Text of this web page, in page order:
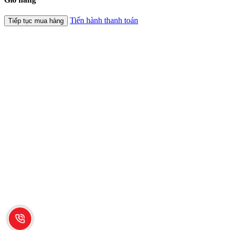
Tiếp tục mua hàng Tiến hành thanh toán